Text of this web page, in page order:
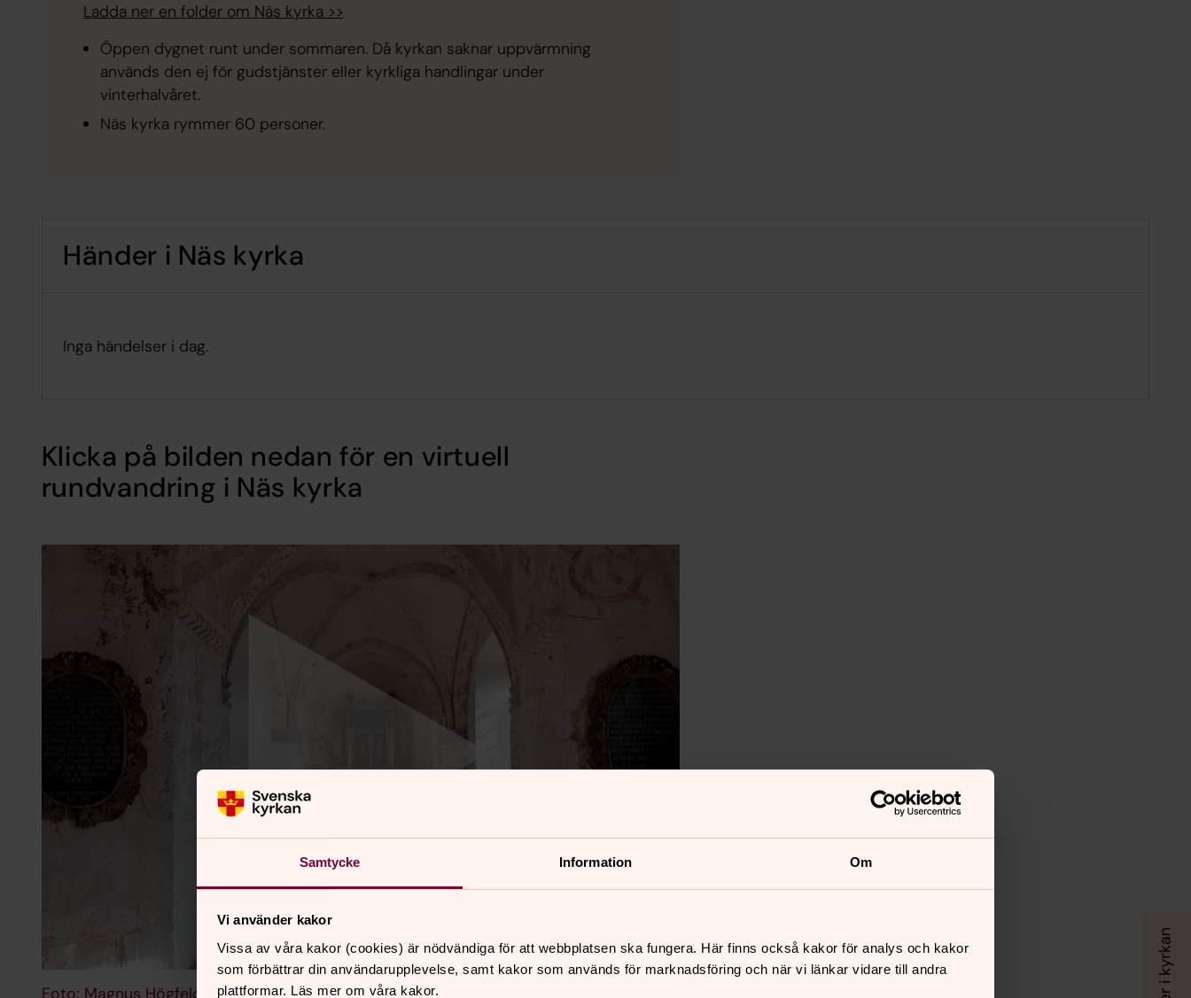
Samtycke Information Om
Vi använder kakor
Vissa av våra kakor (cookies) är nödvändiga för att webbplatsen ska fungera. Här finns också kakor för analys och kakor
som förbättrar din användarupplevelse, samt kakor som används för marknadsföring och när vi länkar vidare till andra
plattformar. Läs mer om våra kakor.
Ladda ner en folder om Näs kyrka >>
Öppen dygnet runt under sommaren. Då kyrkan saknar uppvärmning
används den ej för gudstjänster eller kyrkliga handlingar under
vinterhalvåret.
Näs kyrka rymmer 60 personer.
Händer i Näs kyrka
Inga händelser i dag.
Klicka på bilden nedan för en virtuell
rundvandring i Näs kyrka
Foto: Magnus Högfeldt